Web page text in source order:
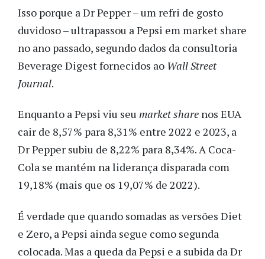
Isso porque a Dr Pepper – um refri de gosto
duvidoso – ultrapassou a Pepsi em market share
no ano passado, segundo dados da consultoria
Beverage Digest fornecidos ao Wall Street
Journal.
Enquanto a Pepsi viu seu market share nos EUA
cair de 8,57% para 8,31% entre 2022 e 2023, a
Dr Pepper subiu de 8,22% para 8,34%. A Coca-
Cola se mantém na liderança disparada com
19,18% (mais que os 19,07% de 2022).
É verdade que quando somadas as versões Diet
e Zero, a Pepsi ainda segue como segunda
colocada. Mas a queda da Pepsi e a subida da Dr